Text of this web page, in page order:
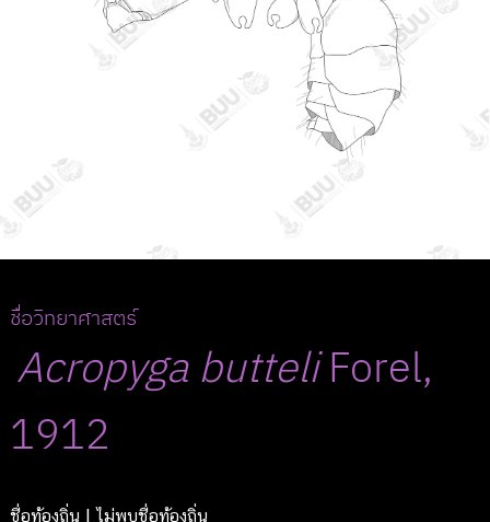
ชื่อวิทยาศาสตร์
Acropyga butteli Forel,
1912
ชื่อท้องถิ่น | ไม่พบชื่อท้องถิ่น